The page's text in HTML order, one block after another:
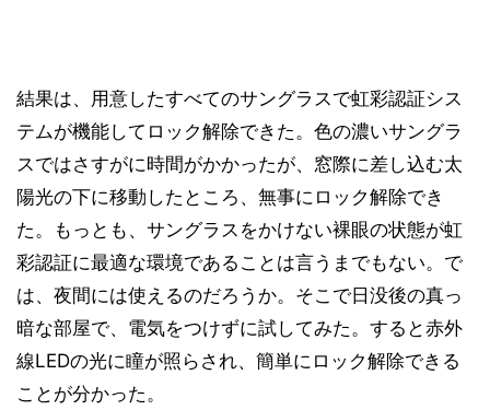
結果は、用意したすべてのサングラスで虹彩認証シス
テムが機能してロック解除できた。色の濃いサングラ
スではさすがに時間がかかったが、窓際に差し込む太
陽光の下に移動したところ、無事にロック解除でき
た。もっとも、サングラスをかけない裸眼の状態が虹
彩認証に最適な環境であることは言うまでもない。で
は、夜間には使えるのだろうか。そこで日没後の真っ
暗な部屋で、電気をつけずに試してみた。すると赤外
線LEDの光に瞳が照らされ、簡単にロック解除できる
ことが分かった。